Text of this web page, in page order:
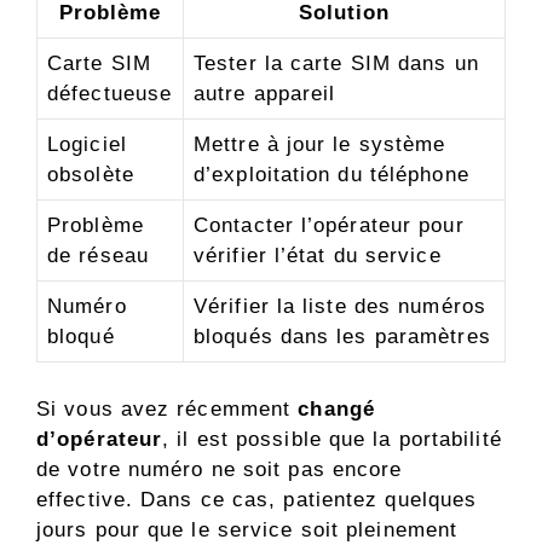
Problème Solution
Carte SIM
défectueuse
Tester la carte SIM dans un
autre appareil
Logiciel
obsolète
Mettre à jour le système
d’exploitation du téléphone
Problème
de réseau
Contacter l’opérateur pour
vérifier l’état du service
Numéro
bloqué
Vérifier la liste des numéros
bloqués dans les paramètres
Si vous avez récemmentchangé
d’opérateur, il est possible que la portabilité
de votre numéro ne soit pas encore
effective. Dans ce cas, patientez quelques
jours pour que le service soit pleinement